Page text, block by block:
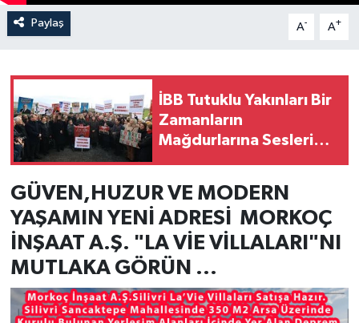
Paylaş A- A+
İBB Tutuklu Yakınları Bir
Zamanların
Mağdurlarına Seslerini
GÜVEN,HUZUR VE MODERN
YAŞAMIN YENİ ADRESİ MORKOÇ
İNŞAAT A.Ş. "LA VİE VİLLALARI"NI
MUTLAKA GÖRÜN ...